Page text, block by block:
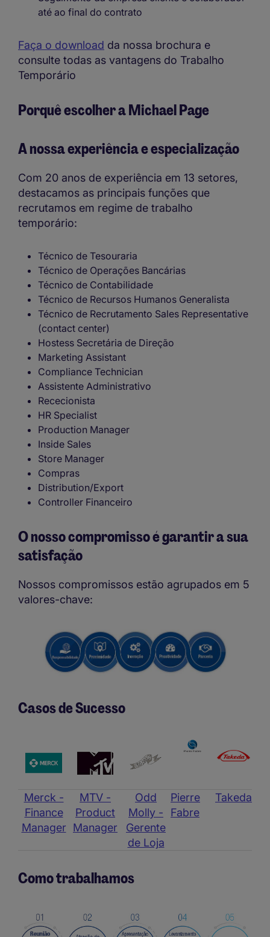
até ao final do contrato
Faça o download da nossa brochura e
consulte todas as vantagens do Trabalho
Temporário
Porquê escolher a Michael Page
A nossa experiência e especialização
Com 20 anos de experiência em 13 setores,
destacamos as principais funções que
recrutamos em regime de trabalho
temporário:
Técnico de Tesouraria
Técnico de Operações Bancárias
Técnico de Contabilidade
Técnico de Recursos Humanos Generalista
Técnico de Recrutamento Sales Representative
(contact center)
Hostess Secretária de Direção
Marketing Assistant
Compliance Technician
Assistente Administrativo
Rececionista
HR Specialist
Production Manager
Inside Sales
Store Manager
Compras
Distribution/Export
Controller Financeiro
O nosso compromisso é garantir a sua
satisfação
Nossos compromissos estão agrupados em 5
valores-chave:
Casos de Sucesso
Merck -
Finance
Manager
MTV -
Product
Manager
Odd
Molly -
Gerente
de Loja
Pierre
Fabre
Takeda
Como trabalhamos